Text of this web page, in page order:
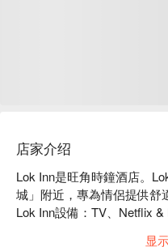
店家介绍
Lok Inn是旺角時鐘酒店。
城」附近，專為情侶提供舒
Lok Inn設備：TV、Netflix
显